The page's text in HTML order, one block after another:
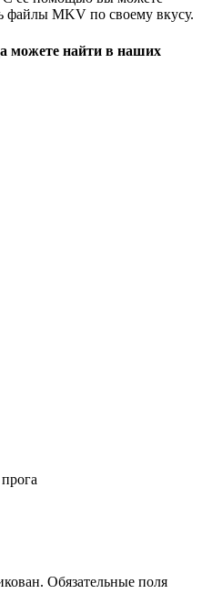
файлы MKV по своему вкусу.
можете найти в наших
Обязательные поля